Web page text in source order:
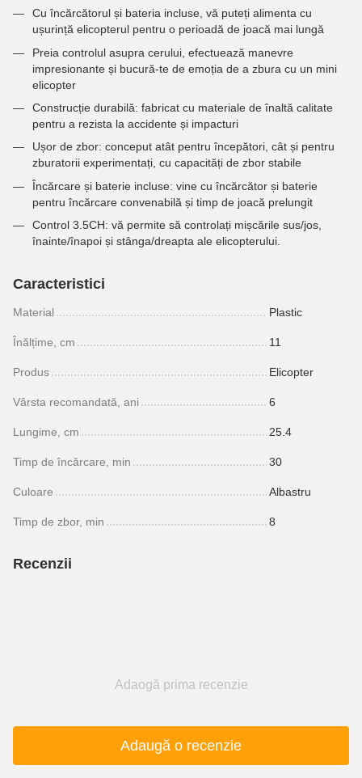
Cu încărcătorul și bateria incluse, vă puteți alimenta cu
ușurință elicopterul pentru o perioadă de joacă mai lungă
Preia controlul asupra cerului, efectuează manevre
impresionante și bucură-te de emoția de a zbura cu un mini
elicopter
Construcție durabilă: fabricat cu materiale de înaltă calitate
pentru a rezista la accidente și impacturi
Ușor de zbor: conceput atât pentru începători, cât și pentru
zburatorii experimentați, cu capacități de zbor stabile
Încărcare și baterie incluse: vine cu încărcător și baterie
pentru încărcare convenabilă și timp de joacă prelungit
Control 3.5CH: vă permite să controlați mișcările sus/jos,
înainte/înapoi și stânga/dreapta ale elicopterului.
Caracteristici
Material Plastic
Înălțime, cm 11
Produs Elicopter
Vârsta recomandată, ani 6
Lungime, cm 25.4
Timp de încărcare, min 30
Culoare Albastru
Timp de zbor, min 8
Recenzii
Adaogă prima recenzie
Adaugă o recenzie